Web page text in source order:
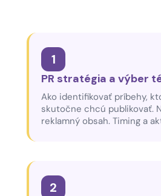
1
PR stratégia a výber
Ako identifikovať príbehy,
skutočne chcú publikovať.
reklamný obsah. Timing a
2